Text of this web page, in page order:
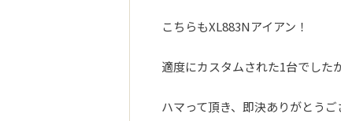
こちらもXL883Nアイアン！
適度にカスタムされた1台でしたが
ハマって頂き、即決ありがとう